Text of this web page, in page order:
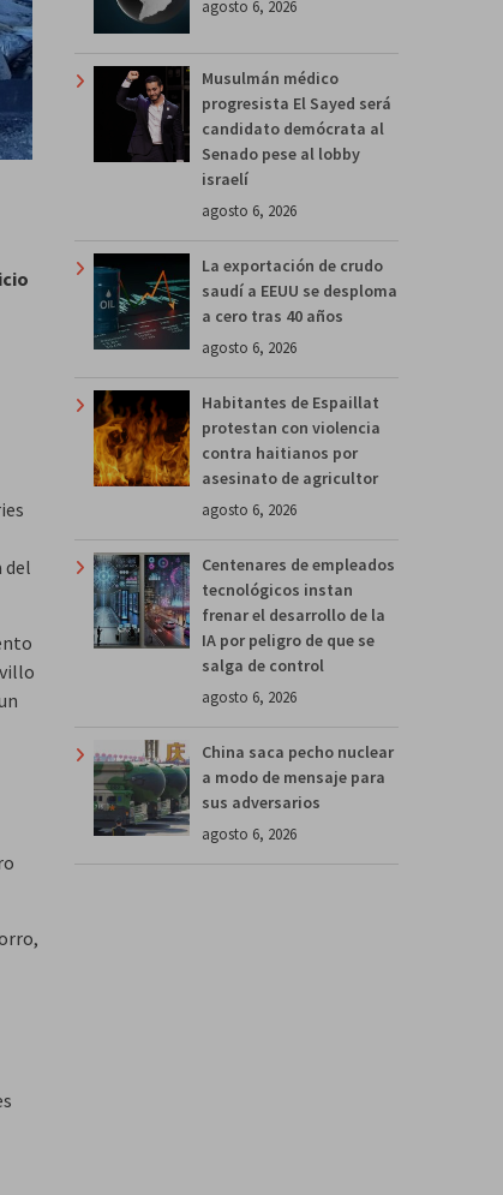
del
agosto 6, 2026
Musulmán médico
progresista El Sayed será
candidato demócrata al
Senado pese al lobby
israelí
agosto 6, 2026
La exportación de crudo
saudí a EEUU se desploma
a cero tras 40 años
agosto 6, 2026
Habitantes de Espaillat
protestan con violencia
contra haitianos por
asesinato de agricultor
agosto 6, 2026
Centenares de empleados
tecnológicos instan
frenar el desarrollo de la
IA por peligro de que se
salga de control
agosto 6, 2026
China saca pecho nuclear
a modo de mensaje para
sus adversarios
agosto 6, 2026